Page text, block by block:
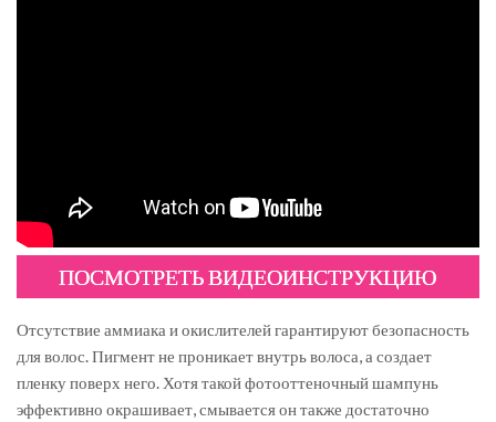
ПОСМОТРЕТЬ ВИДЕОИНСТРУКЦИЮ
Отсутствие аммиака и окислителей гарантируют безопасность
для волос. Пигмент не проникает внутрь волоса, а создает
пленку поверх него. Хотя такой фотооттеночный шампунь
эффективно окрашивает, смывается он также достаточно